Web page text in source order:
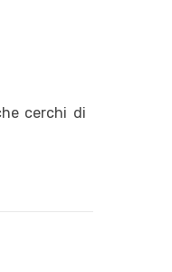
cerchi di